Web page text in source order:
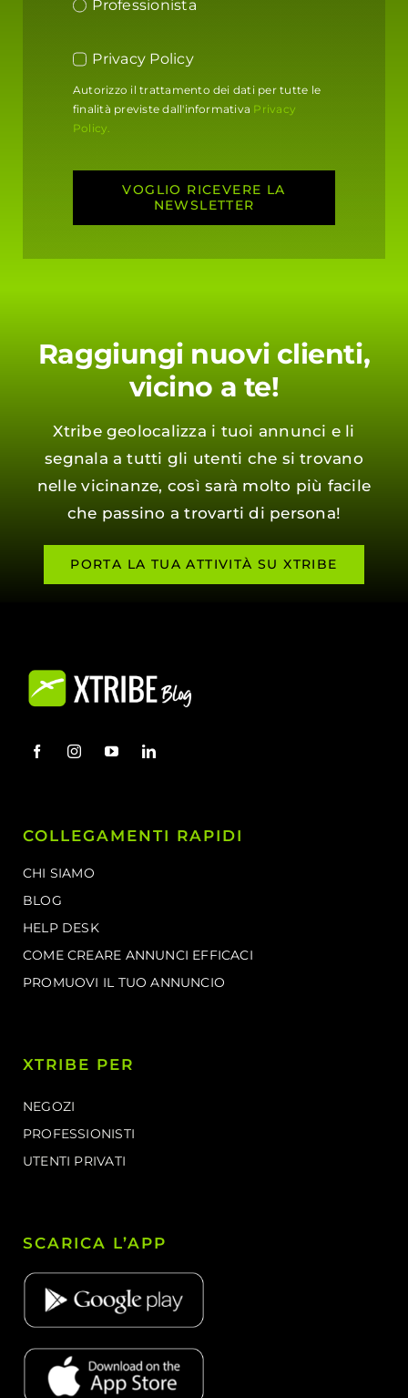
Professionista
Privacy Policy
Autorizzo il trattamento dei dati per tutte le
finalità previste dall'informativa Privacy
Policy.
VOGLIO RICEVERE LA
NEWSLETTER
Raggiungi nuovi clienti,
vicino a te!
Xtribe geolocalizza i tuoi annunci e li
segnala a tutti gli utenti che si trovano
nelle vicinanze, così sarà molto più facile
che passino a trovarti di persona!
PORTA LA TUA ATTIVITÀ SU XTRIBE
COLLEGAMENTI RAPIDI
CHI SIAMO
BLOG
HELP DESK
COME CREARE ANNUNCI EFFICACI
PROMUOVI IL TUO ANNUNCIO
XTRIBE PER
NEGOZI
PROFESSIONISTI
UTENTI PRIVATI
SCARICA L’APP